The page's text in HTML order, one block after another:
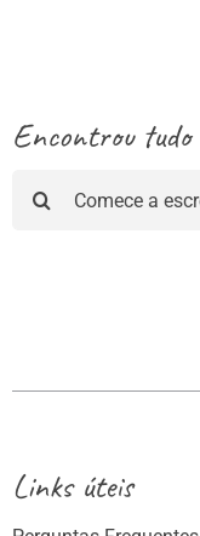
Encontrou tudo
Links úteis